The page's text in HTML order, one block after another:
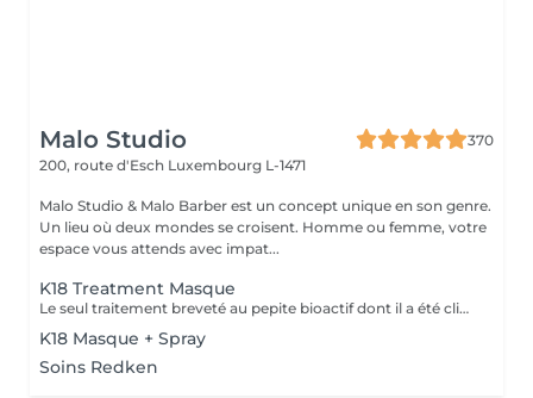
Malo Studio
370
200, route d'Esch Luxembourg L-1471
Malo Studio & Malo Barber est un concept unique en son genre.
Un lieu où deux mondes se croisent. Homme ou femme, votre
espace vous attends avec impat...
K18 Treatment Masque
Le seul traitement breveté au pepite bioactif dont il a été cliniquement prouvé qu'il repare et remédie aux dommages causés par les traitements chimiques, les coiffages a chaud et mecaniques. convient a tous types de cheveux. Voici une courte description des produits K18 et de leurs fonctions: Spray Pré-Traitement K18 : Prépare les cheveux en éliminant les résidus et en rééquilibrant leur pH, optimisant ainsi l'efficacité des soins suivants. veux. Masque Réparateur K18 : Répare les dommages causés par les traitements chimiques, la chaleur et d'autres agressions en recréant les liaisons capillaires, laissant les cheveux plus forts, doux et brillants. Ces produits offrent une transformation durable pour des cheveux visiblement sains dès la première utilisation.
K18 Masque + Spray
Soins Redken